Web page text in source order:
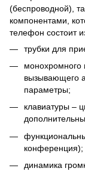
(беспроводной),
компонентами,
телефон состоит
трубки для
монохромного
вызывающего
параметры;
клавиатуры –
конференция);
динамика